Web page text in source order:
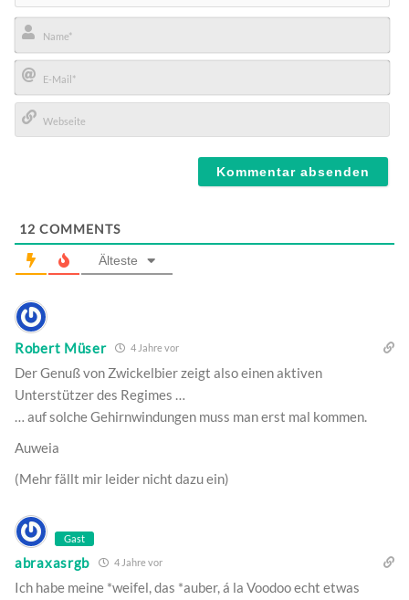
Name*
E-
Mail*
12 COMMENTS
Älteste
Robert Müser 4 Jahre vor
Der Genuß von Zwickelbier zeigt also einen aktiven
Unterstützer des Regimes …
… auf solche Gehirnwindungen muss man erst mal kommen.
Auweia
(Mehr fällt mir leider nicht dazu ein)
Gast
abraxasrgb 4 Jahre vor
Ich habe meine *weifel, das *auber, á la Voodoo echt etwas